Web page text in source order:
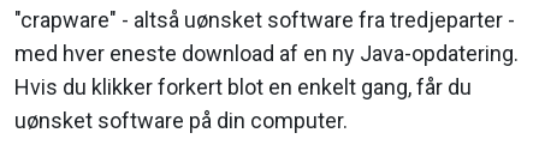
"crapware" - altså uønsket software fra tredjeparter -
med hver eneste download af en ny Java-opdatering.
Hvis du klikker forkert blot en enkelt gang, får du
uønsket software på din computer.